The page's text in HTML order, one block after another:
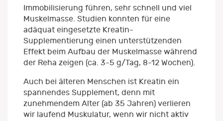
Immobilisierung führen, sehr schnell und viel
Muskelmasse. Studien konnten für eine
adäquat eingesetzte Kreatin-
Supplementierung einen unterstützenden
Effekt beim Aufbau der Muskelmasse während
der Reha zeigen (ca. 3-5 g/Tag, 8-12 Wochen).
Auch bei älteren Menschen ist Kreatin ein
spannendes Supplement, denn mit
zunehmendem Alter (ab 35 Jahren) verlieren
wir laufend Muskulatur, wenn wir nicht aktiv